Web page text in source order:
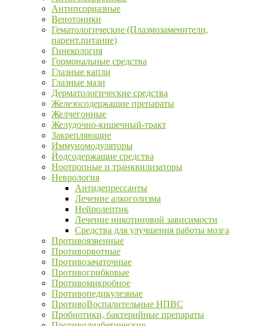
Антипсориазные
Венотоники
Гематологические (Плазмозаменители,
парент.питание)
Гинекология
Гормональные средства
Глазные капли
Глазные мази
Дерматологические средства
Железосодержащие препараты
Желчегонные
Желудочно-кишечный-тракт
Закрепляющие
Иммуномодуляторы
Йодсодержащие средства
Ноотропные и транквилизаторы
Неврология
Антидепрессанты
Лечение алкоголизма
Нейролептик
Лечение никотиновой зависимости
Средства для улучшения работы мозга
Противоязвенные
Противорвотные
Противозачаточные
Противогрибковые
Противомикробное
Противопедикулезные
ПротивоВоспалительные НПВС
Пробиотики, бактерийные препараты